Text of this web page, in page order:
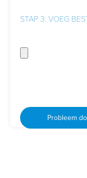
STAP 3: VOEG
Probleem